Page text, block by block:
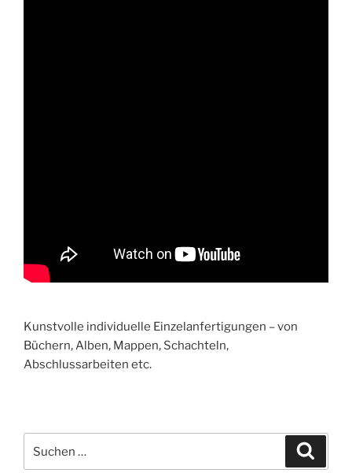
Kunstvolle individuelle Einzelanfertigungen – von
Büchern, Alben, Mappen, Schachteln,
Abschlussarbeiten etc.
nach: